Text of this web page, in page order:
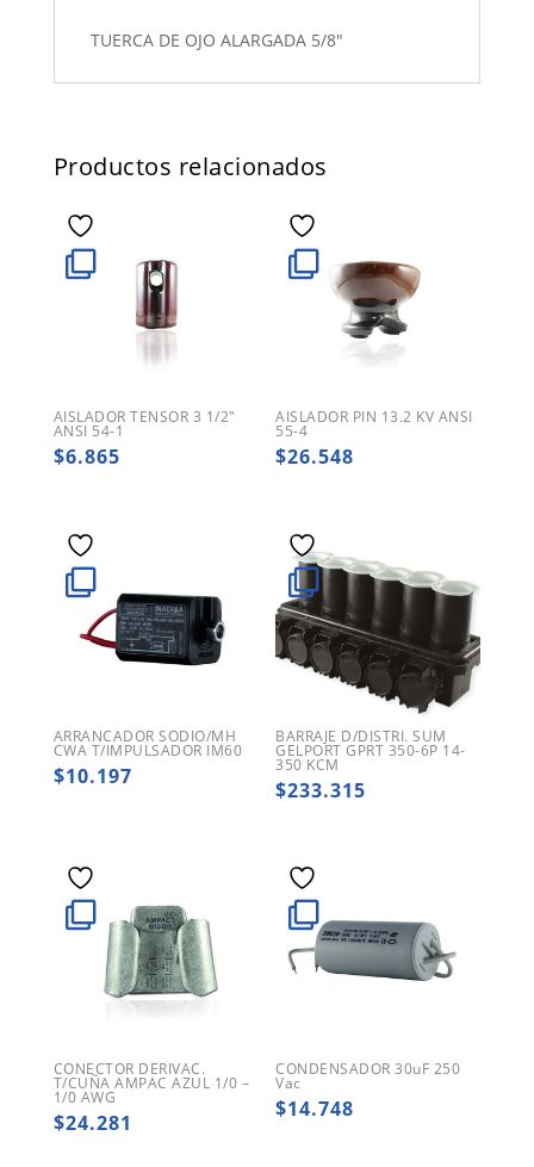
TUERCA DE OJO ALARGADA 5/8"
Productos relacionados
AISLADOR TENSOR 3 1/2″
ANSI 54-1
$6.865
AISLADOR PIN 13.2 KV ANSI
55-4
$26.548
ARRANCADOR SODIO/MH
CWA T/IMPULSADOR IM60
$10.197
BARRAJE D/DISTRI. SUM
GELPORT GPRT 350-6P 14-
350 KCM
$233.315
CONECTOR DERIVAC.
T/CUÑA AMPAC AZUL 1/0 –
1/0 AWG
$24.281
CONDENSADOR 30uF 250
Vac
$14.748